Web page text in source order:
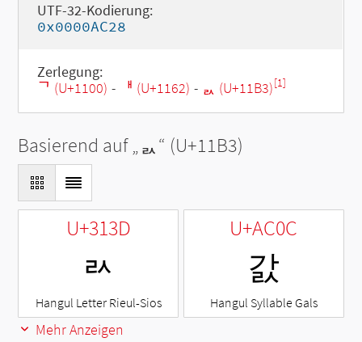
UTF-32-Kodierung:
0x0000AC28
Zerlegung:
ᄀ (U+1100) - ᅢ (U+1162) - ᆳ (U+11B3)[1]
Basierend auf „ᆳ“ (U+11B3)
U+313D
ㄽ
Hangul Letter Rieul-Sios
U+AC0C
갌
Hangul Syllable Gals
Mehr Anzeigen